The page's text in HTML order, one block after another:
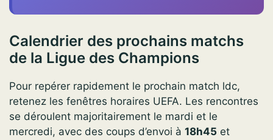
Calendrier des prochains matchs
de la Ligue des Champions
Pour repérer rapidement le prochain match ldc,
retenez les fenêtres horaires UEFA. Les rencontres
se déroulent majoritairement le mardi et le
mercredi, avec des coups d’envoi à 18h45 et